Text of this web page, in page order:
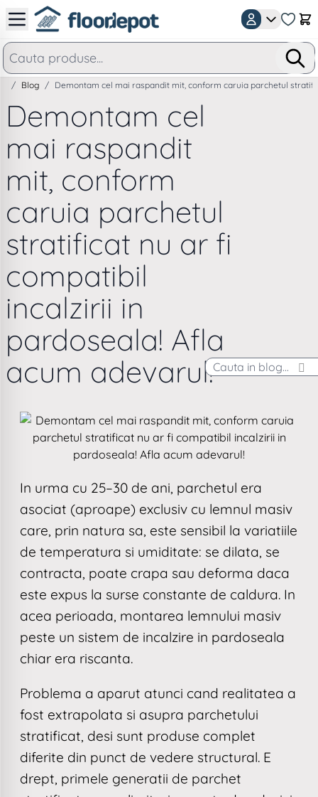
Mergeti la Continut
/ Blog / Demontam cel mai raspandit mit, conform caruia parchetul
Demontam cel
mai raspandit
mit, conform
caruia parchetul
stratificat nu ar fi
compatibil
incalzirii in
pardoseala! Afla
acum adevarul!
In urma cu 25–30 de ani, parchetul era
asociat (aproape) exclusiv cu lemnul masiv
care, prin natura sa, este sensibil la variatiile
de temperatura si umiditate: se dilata, se
contracta, poate crapa sau deforma daca
este expus la surse constante de caldura. In
acea perioada, montarea lemnului masiv
peste un sistem de incalzire in pardoseala
chiar era riscanta.
Problema a aparut atunci cand realitatea a
fost extrapolata si asupra parchetului
stratificat, desi sunt produse complet
diferite din punct de vedere structural. E
drept, primele generatii de parchet